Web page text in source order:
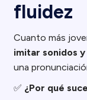
fluidez
Cuanto más
imitar sonidos
una
✅ ¿Por qué